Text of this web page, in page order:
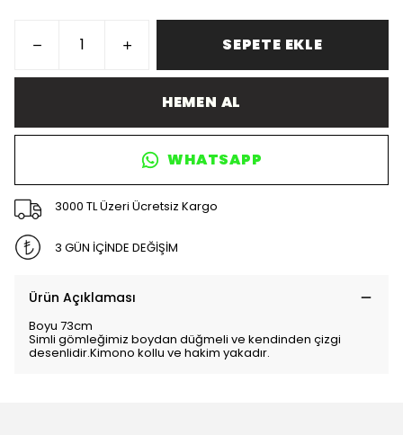
SEPETE EKLE
HEMEN AL
WHATSAPP
3000 TL Üzeri Ücretsiz Kargo
3 GÜN İÇİNDE DEĞİŞİM
Ürün Açıklaması
Boyu 73cm
Simli gömleğimiz boydan düğmeli ve kendinden çizgi
desenlidir.Kimono kollu ve hakim yakadır.